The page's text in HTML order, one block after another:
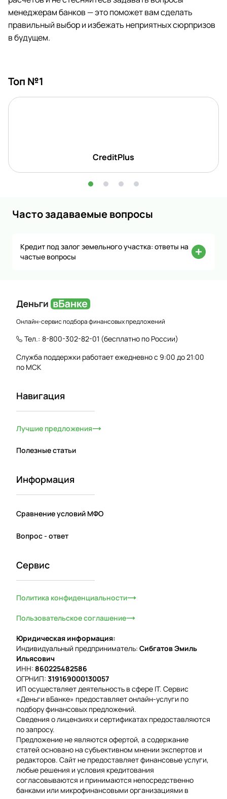
менеджерам банков — это поможет вам сделать
правильный выбор и избежать неприятных сюрпризов
в будущем.
Топ №1
CreditPlus
Часто задаваемые вопросы
Кредит под залог земельного участка: ответы на
частые вопросы
Онлайн-сервис подбора финансовых предложений
Тел.: 8-800-302-82-01 (бесплатно по России)
Служба поддержки работает ежедневно с 9:00 до 21:00
по МСК
Навигация
Лучшие предложения
Полезные статьи
Информация
Сравнение условий МФО
Вопрос - ответ
Сервис
Политика конфиденциальности
Пользовательское соглашение
Юридическая информация:
Индивидуальный предприниматель: Сибгатов Эмиль
Ильясович
ИНН: 860225482586
ОГРНИП: 319169000130057
ИП осуществляет деятельность в сфере IT. Сервис
«Деньги вБанке» предоставляет онлайн-услуги по
подбору финансовых предложений.
Сведения о лицензиях и сертификатах предоставляются
по запросу.
Предложение не являются офертой, а содержание
статей основано на субъективном мнении экспертов и
редакторов. Сайт не предоставляет финансовые услуги,
любые решения и условия кредитования
согласовываются и принимаются непосредственно
банками или микрофинансовыми организациями в